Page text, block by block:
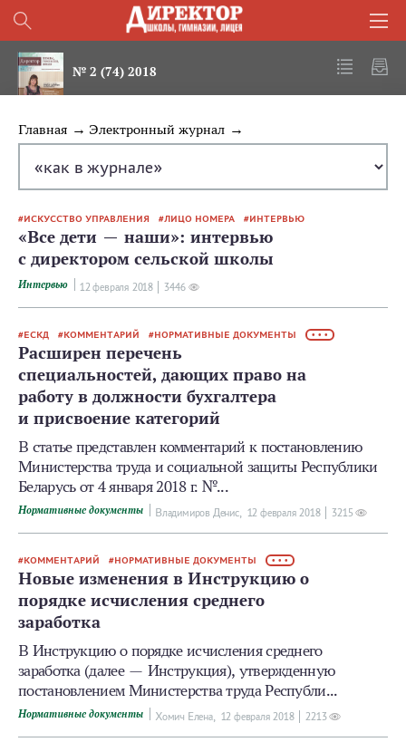
№ 2 (74) 2018
Главная Электронный журнал
ИСКУССТВО УПРАВЛЕНИЯ ЛИЦО НОМЕРА ИНТЕРВЬЮ
«Все дети — наши»: интервью
с директором сельской школы
Интервью 12 февраля 2018 3446
ЕСКД КОММЕНТАРИЙ НОРМАТИВНЫЕ ДОКУМЕНТЫ • • •
Расширен перечень
специальностей, дающих право на
работу в должности бухгалтера
и присвоение категорий
В статье представлен комментарий к постановлению
Министерства труда и социальной защиты Республики
Беларусь от 4 января 2018 г. №...
Нормативные документы Владимиров Денис, 12 февраля 2018 3215
КОММЕНТАРИЙ НОРМАТИВНЫЕ ДОКУМЕНТЫ • • •
Новые изменения в Инструкцию о
порядке исчисления среднего
заработка
В Инструкцию о порядке исчисления среднего
заработка (далее — Инструкция), утвержденную
постановлением Министерства труда Республи...
Нормативные документы Хомич Елена, 12 февраля 2018 2213